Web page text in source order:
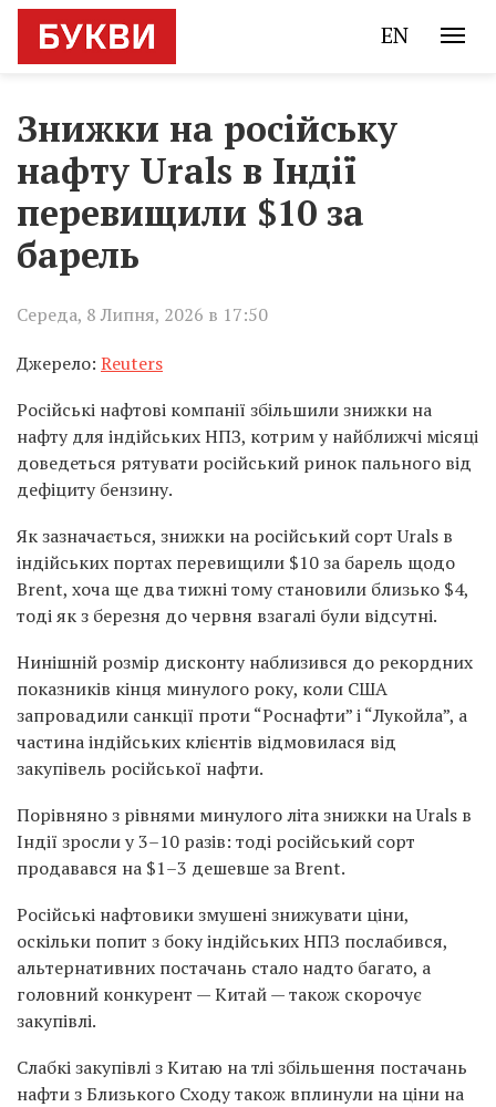
EN
Знижки на російську
нафту Urals в Індії
перевищили $10 за
барель
Середа, 8 Липня, 2026 в 17:50
Джерело: Reuters
Російські нафтові компанії збільшили знижки на
нафту для індійських НПЗ, котрим у найближчі місяці
доведеться рятувати російський ринок пального від
дефіциту бензину.
Як зазначається, знижки на російський сорт Urals в
індійських портах перевищили $10 за барель щодо
Brent, хоча ще два тижні тому становили близько $4,
тоді як з березня до червня взагалі були відсутні.
Нинішній розмір дисконту наблизився до рекордних
показників кінця минулого року, коли США
запровадили санкції проти “Роснафти” і “Лукойла”, а
частина індійських клієнтів відмовилася від
закупівель російської нафти.
Порівняно з рівнями минулого літа знижки на Urals в
Індії зросли у 3–10 разів: тоді російський сорт
продавався на $1–3 дешевше за Brent.
Російські нафтовики змушені знижувати ціни,
оскільки попит з боку індійських НПЗ послабився,
альтернативних постачань стало надто багато, а
головний конкурент —Китай— також скорочує
закупівлі.
Слабкі закупівлі зКитаю на тлі збільшення постачань
нафти з Близького Сходу також вплинули на ціни на